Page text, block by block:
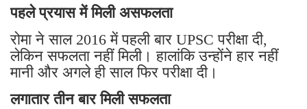
पहले प्रयास में मिली असफलता
रोमा ने साल 2016 में पहली बार UPSC परीक्षा दी,
लेकिन सफलता नहीं मिली। हालांकि उन्होंने हार नहीं
मानी और अगले ही साल फिर परीक्षा दी।
लगातार तीन बार मिली सफलता